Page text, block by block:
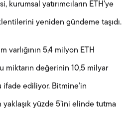
kurumsal yatırımcıların ETH’ye
yeniden gündeme taşıdı.
varlığının 5,4 milyon ETH
miktarın değerinin 10,5 milyar
ediliyor. Bitmine’in
yaklaşık yüzde 5’ini elinde tutma